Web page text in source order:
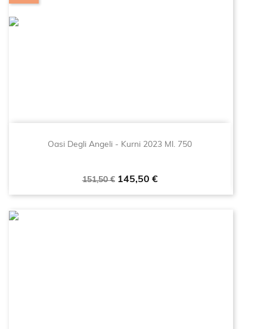
Oasi Degli Angeli - Kurni 2023 Ml. 750
Prezzo
151,50 € Prezzo
145,50 €